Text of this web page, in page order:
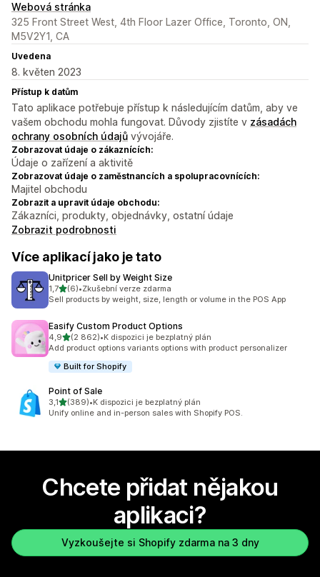
Webová stránka
325 Front Street West, 4th Floor Lazer Office, Toronto, ON,
M5V2Y1, CA
Uvedena
8. květen 2023
Přístup k datům
Tato aplikace potřebuje přístup k následujícím datům, aby ve
vašem obchodu mohla fungovat. Důvody zjistíte v zásadách
ochrany osobních údajů vývojáře.
Zobrazovat údaje o zákaznících:
Údaje o zařízení a aktivitě
Zobrazovat údaje o zaměstnancích a spolupracovnících:
Majitel obchodu
Zobrazit a upravit údaje obchodu:
Zákazníci, produkty, objednávky, ostatní údaje
Zobrazit podrobnosti
Více aplikací jako je tato
Unitpricer Sell by Weight Size
1,7z 5 hvězd
(6)
Celkový počet recenzí: 6
•Zkušební verze zdarma
Sell products by weight, size, length or volume in the POS App
Easify Custom Product Options
4,9z 5 hvězd
(2 862)
Celkový počet recenzí: 2862
•K dispozici je bezplatný plán
Add product options variants options with product personalizer
Built for Shopify
Point of Sale
3,1z 5 hvězd
(389)
Celkový počet recenzí: 389
•K dispozici je bezplatný plán
Unify online and in-person sales with Shopify POS.
Chcete přidat nějakou
aplikaci?
Vyzkoušejte si Shopify zdarma na 3 dny